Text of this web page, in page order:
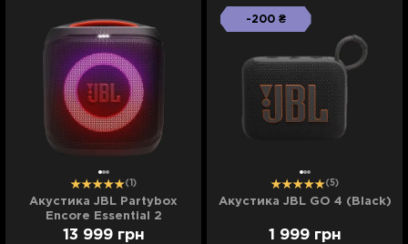
(1)
Акустика JBL Partybox
Encore Essential 2
(JBLPBENCOREESS2EP)
13 999 грн
-200 ₴
(5)
Акустика JBL GO 4 (Black)
1 999 грн